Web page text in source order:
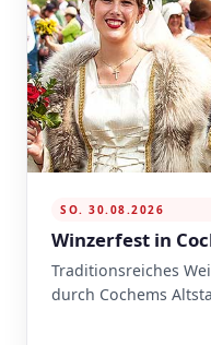
SO. 30.08.2026
Winzerfest in
Traditionsreiches
durch Cochems